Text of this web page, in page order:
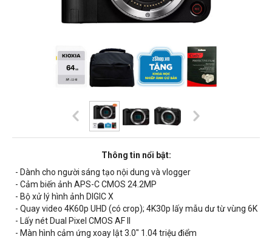
Thông tin nổi bật:
- Dành cho người sáng tạo nội dung và vlogger
- Cảm biến ảnh APS-C CMOS 24.2MP
- Bộ xử lý hình ảnh DIGIC X
- Quay video 4K60p UHD (có crop); 4K30p lấy mẫu dư từ vùng 6K
- Lấy nét Dual Pixel CMOS AF II
- Màn hình cảm ứng xoay lật 3.0" 1.04 triệu điểm